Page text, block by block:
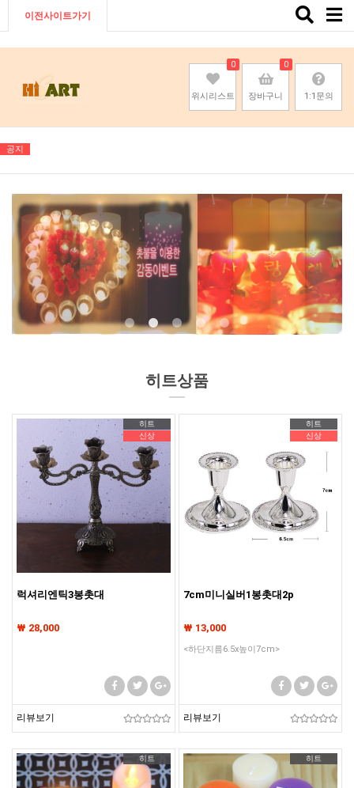
이전사이트가기
Toggle
위시리스트
0
장바구니
0
1:1문의
공지
기존회원님은 pc나 모바일에서 이전아이디로 로그인하시면됩니다
기존회원님은 pc나 모바일에서 이전아이디로 로그인하시면됩니다
히트상품
히트
신상
럭셔리엔틱3봉촛대
₩ 28,000
리뷰보기
히트
신상
7cm미니실버1봉촛대2p
₩ 13,000
<하단지름6.5x높이7cm>
리뷰보기
히트 히트